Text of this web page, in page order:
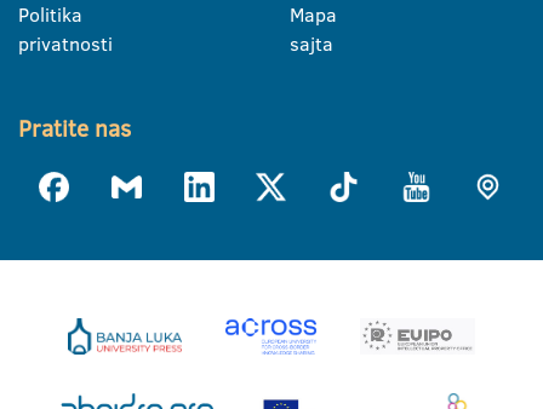
Politika
privatnosti
Mapa
sajta
Pratite nas